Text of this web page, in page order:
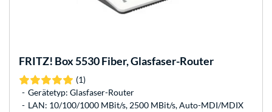
FRITZ! Box 5530 Fiber, Glasfaser-Router
(1)
Gerätetyp: Glasfaser-Router
LAN: 10/100/1000 MBit/s, 2500 MBit/s, Auto-MDI/MDIX